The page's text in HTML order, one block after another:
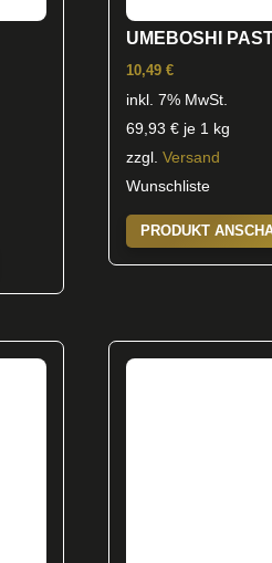
UMEBOSHI
10,49€
inkl. 7% MwSt.
69,93€ je 1 kg
zzgl.Versand
Wunschliste
PRODUKT